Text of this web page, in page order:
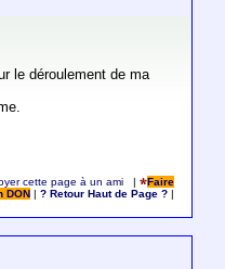
le déroulement de ma
cette page à un ami |
Faire
DON
|? Retour Haut de Page ?